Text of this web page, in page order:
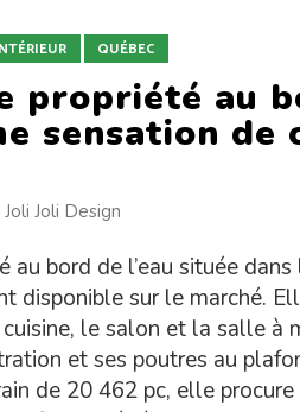
QUÉBEC
propriété au
sensation de
Joli Joli Design
au bord de l’eau située
disponible sur le marché.
le salon et la salle à
et ses poutres au
de 20 462 pc, elle